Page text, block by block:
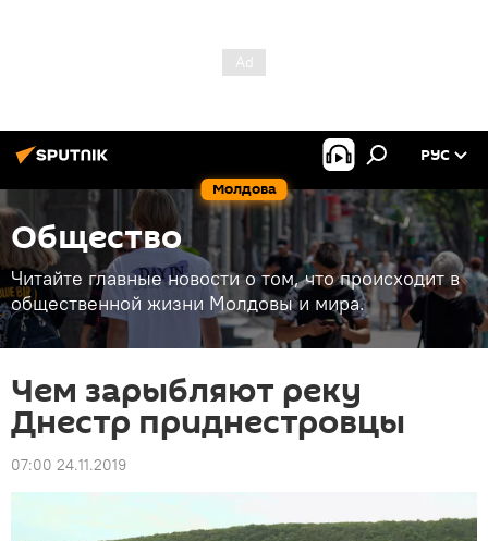
Молдова
РУС
Общество
Читайте главные новости о том, что происходит в
общественной жизни Молдовы и мира.
Чем зарыбляют реку
Днестр приднестровцы
07:00 24.11.2019